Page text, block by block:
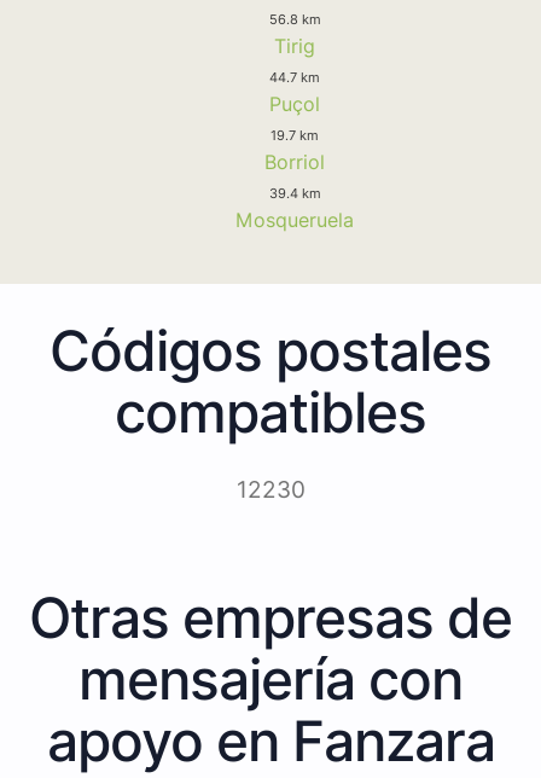
56.8 km
Tirig
44.7 km
Puçol
19.7 km
Borriol
39.4 km
Mosqueruela
Códigos postales
compatibles
12230
Otras empresas de
mensajería con
apoyo en Fanzara